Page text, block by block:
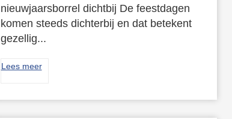
nieuwjaarsborrel dichtbij De feestdagen
komen steeds dichterbij en dat betekent
gezellig...
Lees meer